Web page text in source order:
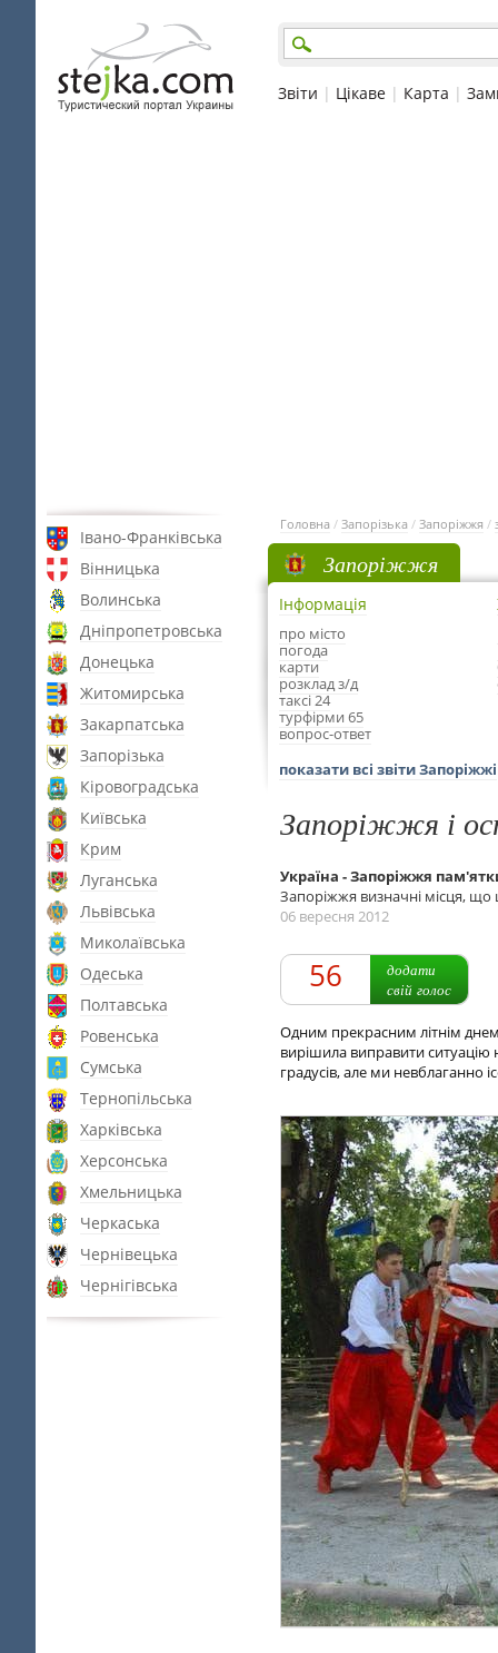
Звіти | Цікаве | Карта |
Івано-Франківська
Вінницька
Волинська
Дніпропетровська
Донецька
Житомирська
Закарпатська
Запорізька
Кіровоградська
Київська
Крим
Луганська
Львівська
Миколаївська
Одеська
Полтавська
Ровенська
Сумська
Тернопільська
Харківська
Херсонська
Хмельницька
Черкаська
Чернівецька
Чернігівська
Головна / Запорізька / Запоріжжя /
Запоріжжя
Інформація
про місто
погода
карти
розклад з/д
таксі 24
турфірми 65
вопрос-ответ
показати всі звіти Запоріжжі
Запоріжжя і
Україна - Запоріжжя
Запоріжжя визначні місця, що
06 вересня 2012
56
додати
свій голос
Одним прекрасним літнім
вирішила виправити ситуацію
градусів, але ми невблаганно